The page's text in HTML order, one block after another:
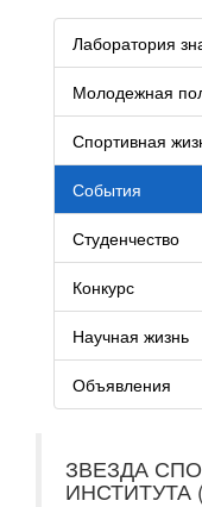
Лаборатория
Молодежная
Спортивная
События
Студенчество
Конкурс
Научная жизнь
Объявления
ЗВЕЗДА
ИНСТИТУТА